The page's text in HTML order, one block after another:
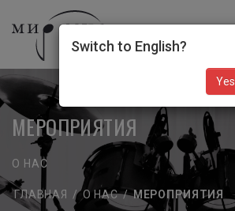
МЕРОПРИЯТИЯ
О НАС
ГЛАВНАЯ / О НАС / МЕРОПРИЯТИЯ
Switch to English?
Yes